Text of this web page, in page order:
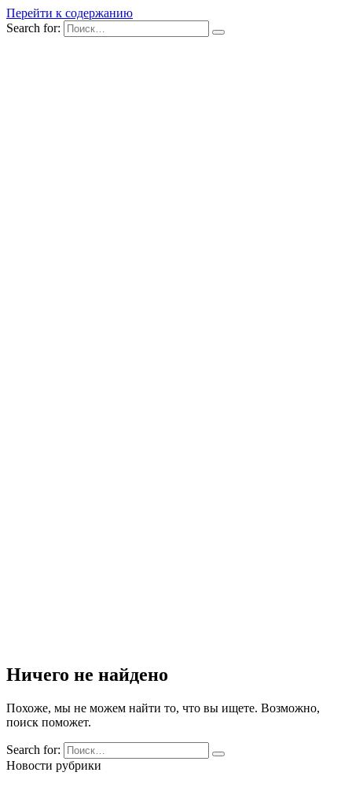
Перейти к содержанию
Search for:
Ничего не найдено
Похоже, мы не можем найти то, что вы ищете. Возможно,
поиск поможет.
Search for:
Новости рубрики